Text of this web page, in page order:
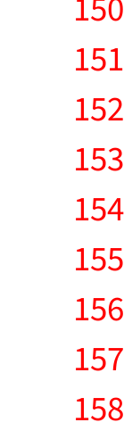
151
152
153
154
155
156
157
158